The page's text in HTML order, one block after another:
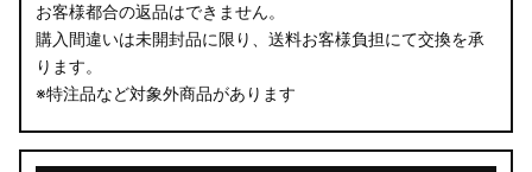
お客様都合の返品はできません。
購入間違いは未開封品に限り、送料お客様負担にて交換を承
ります。
※特注品など対象外商品があります